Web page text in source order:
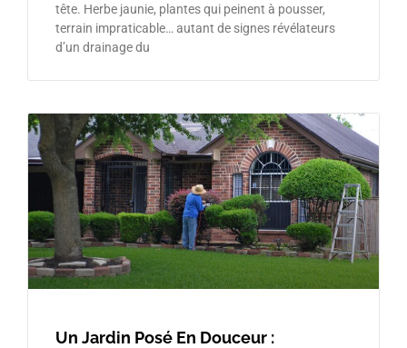
tête. Herbe jaunie, plantes qui peinent à pousser,
terrain impraticable… autant de signes révélateurs
d’un drainage du
Un Jardin Posé En Douceur :